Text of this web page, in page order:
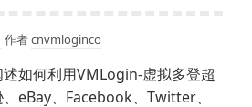
作者cnvmloginco
如何利用VMLogin-虚拟多登超
eBay、Facebook、Twitter、